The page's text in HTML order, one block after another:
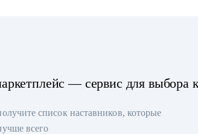
— сервис для выбора
список наставников, которые
всего